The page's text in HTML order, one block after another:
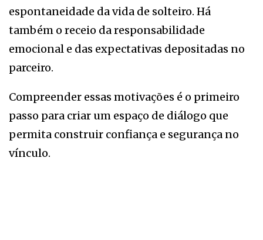
espontaneidade da vida de solteiro. Há
também o receio da responsabilidade
emocional e das expectativas depositadas no
parceiro.
Compreender essas motivações é o primeiro
passo para criar um espaço de diálogo que
permita construir confiança e segurança no
vínculo.